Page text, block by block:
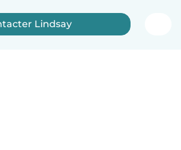
Lindsay